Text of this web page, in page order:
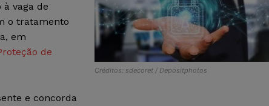
Créditos: sdecoret / Depositphotos
vaga de
o tratamento
em
de
e concorda